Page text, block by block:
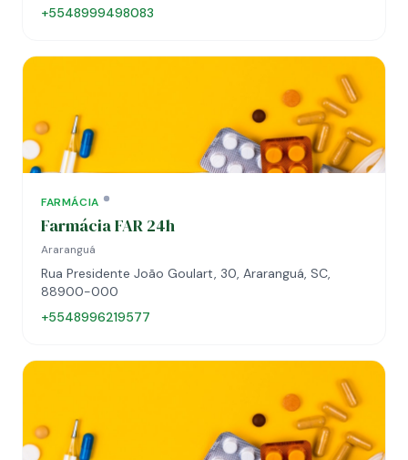
+5548999498083
FARMÁCIA
Farmácia FAR 24h
Araranguá
Rua Presidente João Goulart, 30, Araranguá, SC,
88900-000
+5548996219577